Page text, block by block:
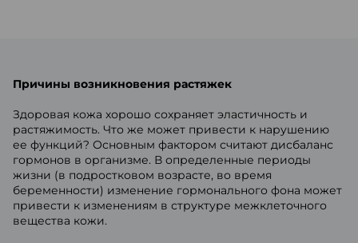
Причины возникновения растяжек
Здоровая кожа хорошо сохраняет эластичность и
растяжимость. Что же может привести к нарушению
ее функций? Основным фактором считают дисбаланс
гормонов в организме. В определенные периоды
жизни (в подростковом возрасте, во время
беременности) изменение гормонального фона может
привести к изменениям в структуре межклеточного
вещества кожи.